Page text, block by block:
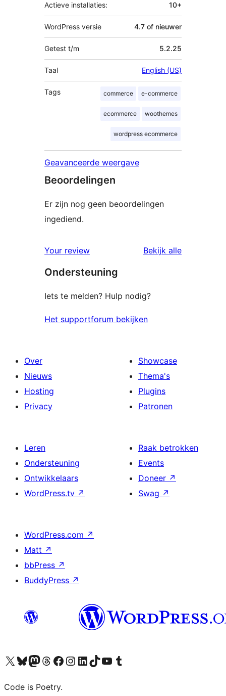
Actieve installaties: 10+
WordPress versie 4.7 of nieuwer
Getest t/m 5.2.25
Taal English (US)
Tags commerce e-commerce
ecommerce woothemes
wordpress ecommerce
Geavanceerde weergave
Beoordelingen
Er zijn nog geen beoordelingen
ingediend.
Your review Bekijk alle
Ondersteuning
Iets te melden? Hulp nodig?
Het supportforum bekijken
Over
Nieuws
Hosting
Privacy
Showcase
Thema's
Plugins
Patronen
Leren
Ondersteuning
Ontwikkelaars
WordPress.tv ↗
Raak betrokken
Events
Doneer ↗
Swag ↗
WordPress.com ↗
Matt ↗
bbPress ↗
BuddyPress ↗
Bezoek ons X (voorheen Twitter) account
Bezoek onze Bluesky account
Bezoek ons Mastodon account
Bezoek onze Threads account
Onze Facebookpagina bezoeken
Bezoek onze Instagram account
Bezoek onze LinkedIn account
Bezoek onze TikTok account
Bezoek ons YouTube kanaalBezoek onze Tumblr account
Code is Poetry.